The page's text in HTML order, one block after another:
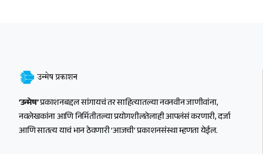
‘उन्मेष’प्रकाशनबद्दल सांगायचं तर साहित्यातल्या नवनवीन जाणीवांना,
नवलेखकांना आणि निर्मितीतल्या प्रयोगशीलतेलाही आपलंसं करणारी, दर्जा
आणि सातत्य याचं भान ठेवणारी ‘आजची’ प्रकाशनसंस्था म्हणता येईल.